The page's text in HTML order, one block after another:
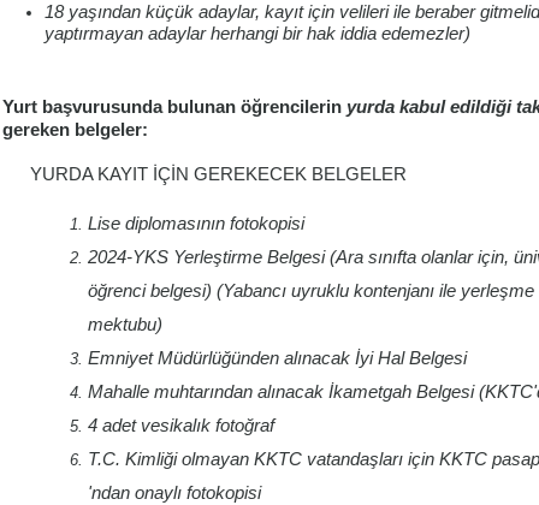
18 yaşından küçük adaylar, kayıt için velileri ile beraber
yaptırmayan adaylar herhangi bir hak iddia edemezler)
Yurt başvurusunda bulunan öğrencilerin yurda kabul edildiği
gereken belgeler:
YURDA KAYIT İÇİN GEREKECEK BELGELER
Lise diplomasının fotokopisi
2024-YKS Yerleştirme Belgesi (Ara sınıfta olanlar için,
öğrenci belgesi) (Yabancı uyruklu kontenjanı ile
mektubu)
Emniyet Müdürlüğünden alınacak İyi Hal Belgesi
Mahalle muhtarından alınacak İkametgah Belgesi
4 adet vesikalık fotoğraf
T.C. Kimliği olmayan KKTC vatandaşları için KKTC
'ndan onaylı fotokopisi